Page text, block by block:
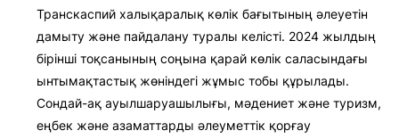
Транскаспий халықаралық көлік бағытының әлеуетін
дамыту және пайдалану туралы келісті. 2024 жылдың
бірінші тоқсанының соңына қарай көлік саласындағы
ынтымақтастық жөніндегі жұмыс тобы құрылады.
Сондай-ақ ауылшаруашылығы, мәдениет және туризм,
еңбек және азаматтарды әлеуметтік қорғау